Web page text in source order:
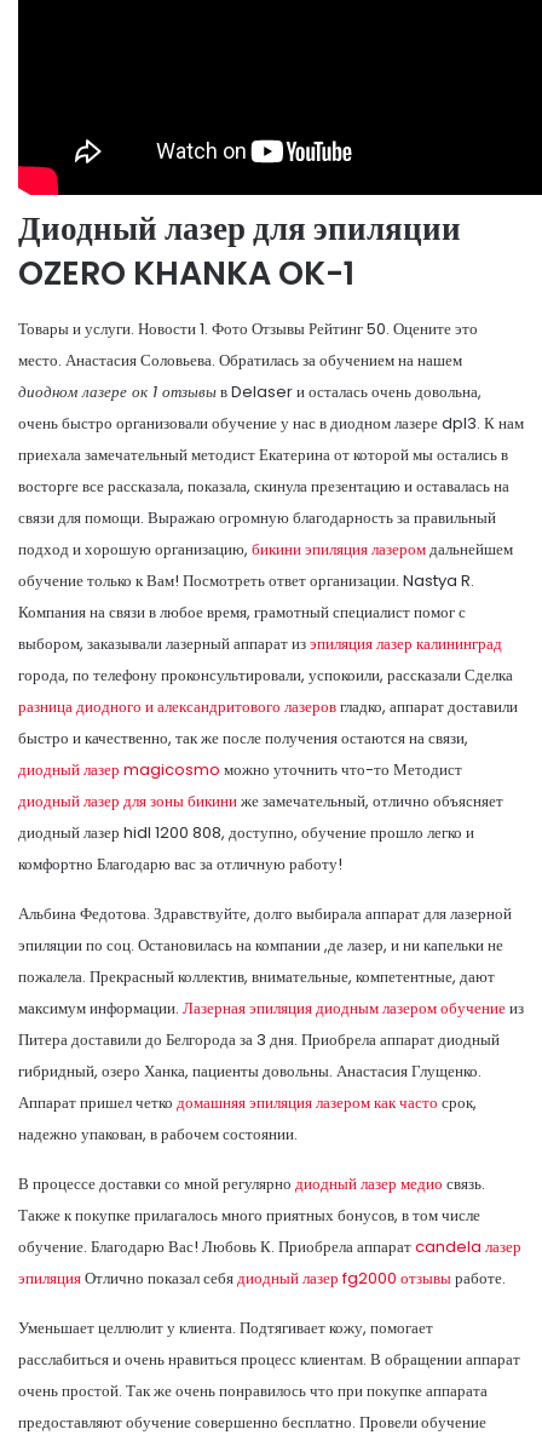
Диодный лазер для эпиляции
OZERO KHANKA OK-1
Товары и услуги. Новости 1. Фото Отзывы Рейтинг 50. Оцените это
место. Анастасия Соловьева. Обратилась за обучением на нашем
диодном лазере ок 1 отзывыв Delaser и осталась очень довольна,
очень быстро организовали обучение у нас в диодном лазере dpl3. К нам
приехала замечательный методист Екатерина от которой мы остались в
восторге все рассказала, показала, скинула презентацию и оставалась на
связи для помощи. Выражаю огромную благодарность за правильный
подход и хорошую организацию, бикини эпиляция лазеромдальнейшем
обучение только к Вам! Посмотреть ответ организации. Nastya R.
Компания на связи в любое время, грамотный специалист помог с
выбором, заказывали лазерный аппарат изэпиляция лазер калининград
города, по телефону проконсультировали, успокоили, рассказали Сделка
разница диодного и александритового лазеровгладко, аппарат доставили
быстро и качественно, так же после получения остаются на связи,
диодный лазер magicosmo можно уточнить что-то Методист
диодный лазер для зоны бикиниже замечательный, отлично объясняет
диодный лазер hidl 1200 808, доступно, обучение прошло легко и
комфортно Благодарю вас за отличную работу!
Альбина Федотова. Здравствуйте, долго выбирала аппарат для лазерной
эпиляции по соц. Остановилась на компании ,де лазер, и ни капельки не
пожалела. Прекрасный коллектив, внимательные, компетентные, дают
максимум информации. Лазерная эпиляция диодным лазером обучениеиз
Питера доставили до Белгорода за 3 дня. Приобрела аппарат диодный
гибридный, озеро Ханка, пациенты довольны. Анастасия Глущенко.
Аппарат пришел четко домашняя эпиляция лазером как часто срок,
надежно упакован, в рабочем состоянии.
В процессе доставки со мной регулярно диодный лазер медио связь.
Также к покупке прилагалось много приятных бонусов, в том числе
обучение. Благодарю Вас! Любовь К. Приобрела аппаратcandela лазер
эпиляцияОтлично показал себядиодный лазер fg2000 отзывыработе.
Уменьшает целлюлит у клиента. Подтягивает кожу, помогает
расслабиться и очень нравиться процесс клиентам. В обращении аппарат
очень простой. Так же очень понравилось что при покупке аппарата
предоставляют обучение совершенно бесплатно. Провели обучение